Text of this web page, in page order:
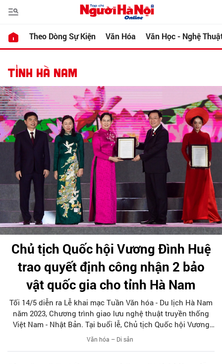
Theo Dòng Sự Kiện Văn Hóa Văn Học - Nghệ
TỈNH HÀ NAM
Chủ tịch Quốc hội Vương Đình Huệ
trao quyết định công nhận 2 bảo
vật quốc gia cho tỉnh Hà Nam
Tối 14/5 diễn ra Lễ khai mạc Tuần Văn hóa - Du lịch Hà Nam
năm 2023, Chương trình giao lưu nghệ thuật truyền thống
Việt Nam - Nhật Bản. Tại buổi lễ, Chủ tịch Quốc hội Vương
Đình Huệ trao quyết định công nhận hai bảo vật quốc gia
Văn hóa – Di sản